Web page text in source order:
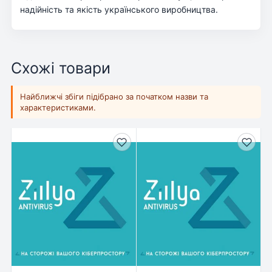
надійність та якість українського виробництва.
Схожі товари
Найближчі збіги підібрано за початком назви та
характеристиками.